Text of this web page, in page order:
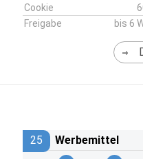
Cookie
Freigabe
bis 6
25 Werbemittel